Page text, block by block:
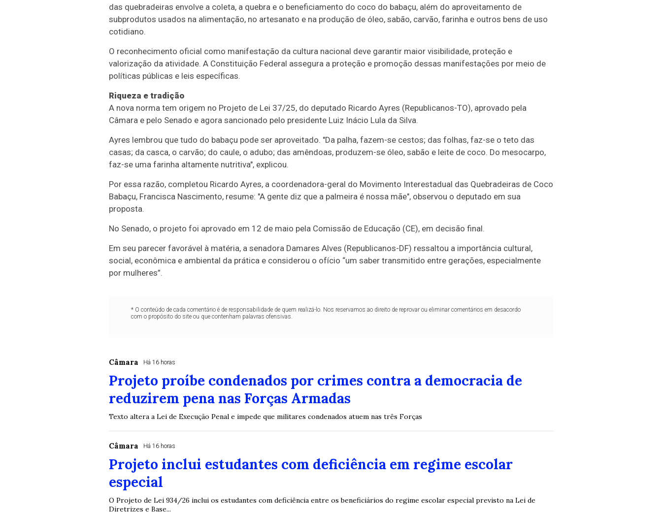
das quebradeiras envolve a coleta, a quebra e o beneficiamento do coco do babaçu, além do aproveitamento de
subprodutos usados na alimentação, no artesanato e na produção de óleo, sabão, carvão, farinha e outros bens de uso
cotidiano.
O reconhecimento oficial como manifestação da cultura nacional deve garantir maior visibilidade, proteção e
valorização da atividade. A Constituição Federal assegura a proteção e promoção dessas manifestações por meio de
políticas públicas e leis específicas.
Riqueza e tradição
A nova norma tem origem no Projeto de Lei 37/25, do deputado Ricardo Ayres (Republicanos-TO), aprovado pela
Câmara e pelo Senado e agora sancionado pelo presidente Luiz Inácio Lula da Silva.
Ayres lembrou que tudo do babaçu pode ser aproveitado. "Da palha, fazem-se cestos; das folhas, faz-se o teto das
casas; da casca, o carvão; do caule, o adubo; das amêndoas, produzem-se óleo, sabão e leite de coco. Do mesocarpo,
faz-se uma farinha altamente nutritiva", explicou.
Por essa razão, completou Ricardo Ayres, a coordenadora-geral do Movimento Interestadual das Quebradeiras de Coco
Babaçu, Francisca Nascimento, resume: "A gente diz que a palmeira é nossa mãe", observou o deputado em sua
proposta.
No Senado, o projeto foi aprovado em 12 de maio pela Comissão de Educação (CE), em decisão final.
Em seu parecer favorável à matéria, a senadora Damares Alves (Republicanos-DF) ressaltou a importância cultural,
social, econômica e ambiental da prática e considerou o ofício “um saber transmitido entre gerações, especialmente
por mulheres”.
* O conteúdo de cada comentário é de responsabilidade de quem realizá-lo. Nos reservamos ao direito de reprovar ou eliminar comentários em desacordo
com o propósito do site ou que contenham palavras ofensivas.
Câmara Há 16 horas
Projeto proíbe condenados por crimes contra a democracia de
reduzirem pena nas Forças Armadas
Texto altera a Lei de Execução Penal e impede que militares condenados atuem nas três Forças
Câmara Há 16 horas
Projeto inclui estudantes com deficiência em regime escolar
especial
O Projeto de Lei 934/26 inclui os estudantes com deficiência entre os beneficiários do regime escolar especial previsto na Lei de
Diretrizes e Base...